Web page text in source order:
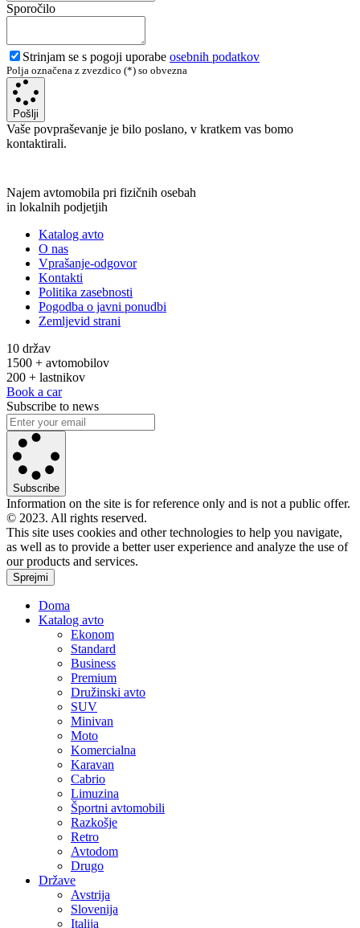
Sporočilo
Strinjam se s pogoji uporabe osebnih podatkov
Polja označena z zvezdico (*) so obvezna
Pošlji
Vaše povpraševanje je bilo poslano, v kratkem vas bomo
kontaktirali.
Najem avtomobila pri fizičnih osebah
in lokalnih podjetjih
Katalog avto
O nas
Vprašanje-odgovor
Kontakti
Politika zasebnosti
Pogodba o javni ponudbi
Zemljevid strani
10 držav
1500 + avtomobilov
200 + lastnikov
Book a car
Subscribe to news
Subscribe
Information on the site is for reference only and is not a public offer.
© 2023. All rights reserved.
This site uses cookies and other technologies to help you navigate,
as well as to provide a better user experience and analyze the use of
our products and services.
Sprejmi
Doma
Katalog avto
Ekonom
Standard
Business
Premium
Družinski avto
SUV
Minivan
Moto
Komercialna
Karavan
Cabrio
Limuzina
Športni avtomobili
Razkošje
Retro
Avtodom
Drugo
Države
Avstrija
Slovenija
Italija